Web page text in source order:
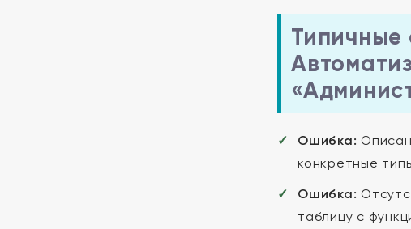
Типичные
Ошибка:
конкретные
Ошибка:
таблицу с